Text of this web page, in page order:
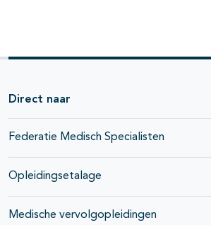
Direct naar
Federatie Medisch Specialisten
Opleidingsetalage
Medische vervolgopleidingen